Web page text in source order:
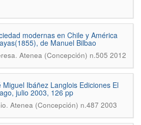
modernas en Chile y América
de Manuel Bilbao
. Atenea (Concepción) n.505 2012
Ibáñez Langlois Ediciones El
julio 2003, 126 pp
. Atenea (Concepción) n.487 2003